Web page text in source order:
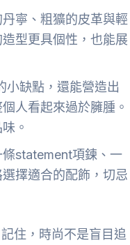
寧、粗獷的皮革與輕
型更具個性，也能展
小缺點，還能營造出
人看起來過於臃腫。
。
statement項鍊、一
擇適合的配飾，切忌
住，時尚不是盲目追